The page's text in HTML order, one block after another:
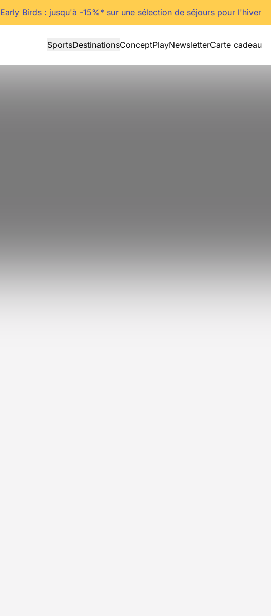
Early Birds : jusqu'à -15%* sur une sélection de séjours pour l'hiver
SportsDestinationsConceptPlayNewsletterCarte cadeau